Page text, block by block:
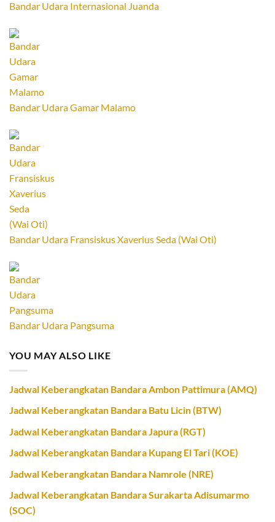
Bandar Udara Internasional Juanda
Bandar Udara Gamar Malamo
Bandar Udara Fransiskus Xaverius Seda (Wai Oti)
Bandar Udara Pangsuma
YOU MAY ALSO LIKE
Jadwal Keberangkatan Bandara Ambon Pattimura (AMQ)
Jadwal Keberangkatan Bandara Batu Licin (BTW)
Jadwal Keberangkatan Bandara Japura (RGT)
Jadwal Keberangkatan Bandara Kupang El Tari (KOE)
Jadwal Keberangkatan Bandara Namrole (NRE)
Jadwal Keberangkatan Bandara Surakarta Adisumarmo
(SOC)